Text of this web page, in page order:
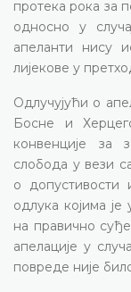
протека рока за
односно у
апеланти нису
лијекове у
Одлучујући о
Босне и
конвенције за
слобода у вези
о допустивости
одлука којима
на правично
апелације у
повреде није